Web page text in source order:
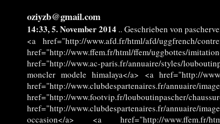
oziyzb@gmail.com
14:33, 5. November 2014 .. Geschrieben von
<a href="http://www.afd.fr/html/afd/uggfrench/
href="http://www.ffem.fr/html/ffem/uggbottes/
href="http://www.ac-paris.fr/annuaire/styles/
moncler modele himalaya</a> <a href="http://
href="http://www.clubdespartenaires.fr/annuaire/
href="http://www.footvip.fr/louboutinpascher/
href="http://www.clubdespartenaires.fr/annuaire/
occasion</a> <a href="http://www.ffem.fr/